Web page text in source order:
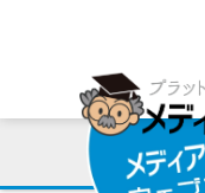
ットフォーム
編集ツール
用会社様の声
ラットフォーム事例
ンサルティング・サポート
役立ち資料